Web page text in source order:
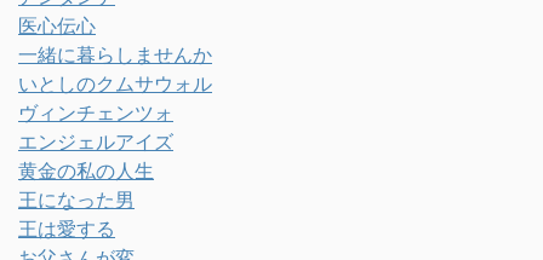
医心伝心
一緒に暮らしませんか
いとしのクムサウォル
ヴィンチェンツォ
エンジェルアイズ
黄金の私の人生
王になった男
王は愛する